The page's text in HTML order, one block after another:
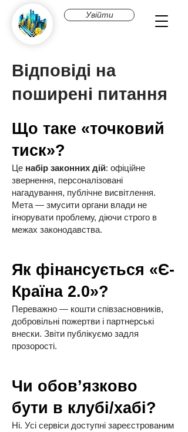
Увійти
Відповіді на
поширені питання
Що таке «точковий
тиск»?
Це набір законних дій: офіційне
звернення, персоналізовані
нагадування, публічне висвітлення.
Мета — змусити органи влади не
ігнорувати проблему, діючи строго в
межах законодавства.
Як фінансується «Є-
Країна 2.0»?
Переважно — кошти співзасновників,
добровільні пожертви і партнерські
внески. Звіти публікуємо задля
прозорості.
Чи обов’язково
бути в клубі/хабі?
Ні. Усі сервіси доступні зареєстрованим